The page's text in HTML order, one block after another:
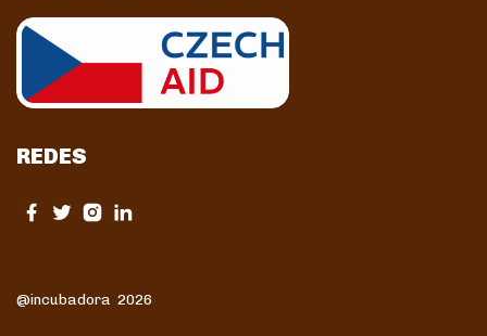
REDES
@incubadora 2026